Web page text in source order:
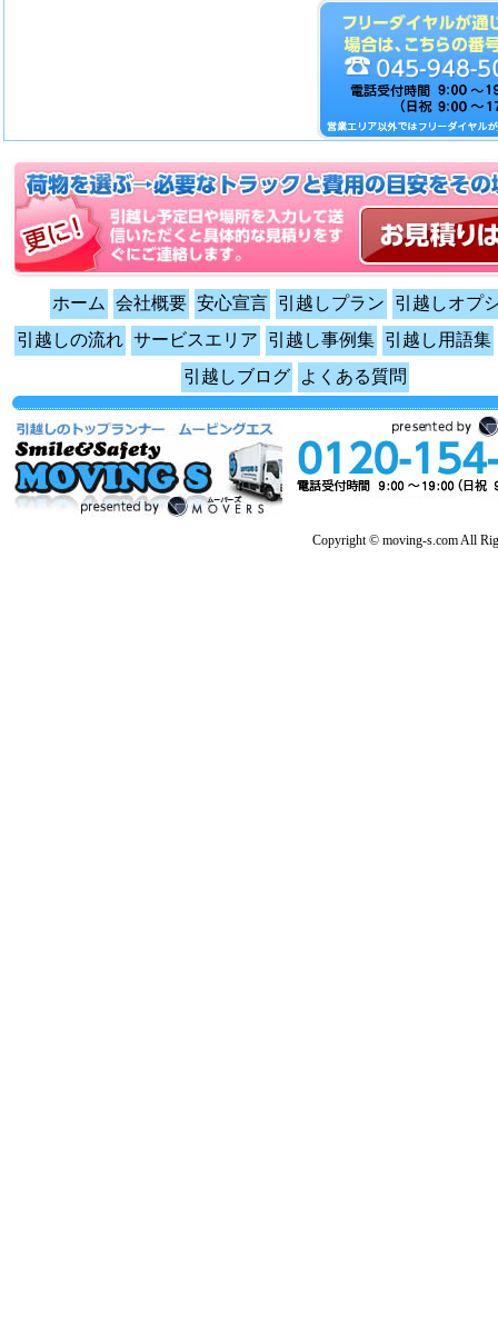
ホーム 会社概要 安心宣言 引越しプラン
引越しオプ
引越しの流れ サービスエリア 引越し事例集 引越し用語集
引越しブログ
よくある質問
Copyright © moving-s.com All